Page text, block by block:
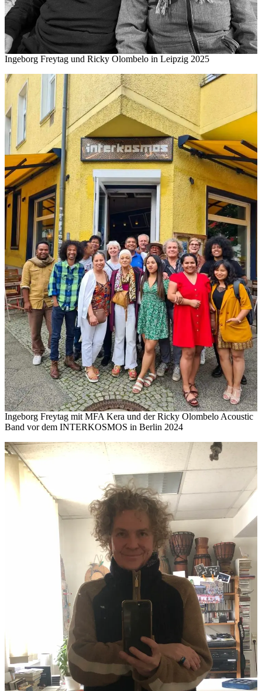
Ingeborg Freytag und Ricky Olombelo in Leipzig 2025
Ingeborg Freytag mit MFA Kera und der Ricky Olombelo Acoustic
Band vor dem INTERKOSMOS in Berlin 2024